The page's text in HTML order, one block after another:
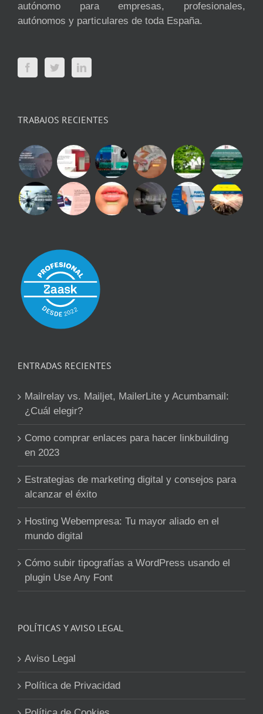
autónomo para empresas, profesionales,
autónomos y particulares de toda España.
TRABAJOS RECIENTES
ENTRADAS RECIENTES
Mailrelay vs. Mailjet, MailerLite y Acumbamail:
¿Cuál elegir?
Como comprar enlaces para hacer linkbuilding
en 2023
Estrategias de marketing digital y consejos para
alcanzar el éxito
Hosting Webempresa: Tu mayor aliado en el
mundo digital
Cómo subir tipografías a WordPress usando el
plugin Use Any Font
POLÍTICAS Y AVISO LEGAL
Aviso Legal
Política de Privacidad